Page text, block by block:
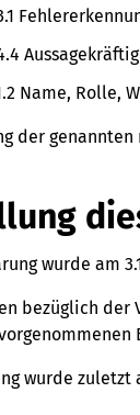
Name, Rolle,
der
wurde am
bezüglich
wurde zuletzt